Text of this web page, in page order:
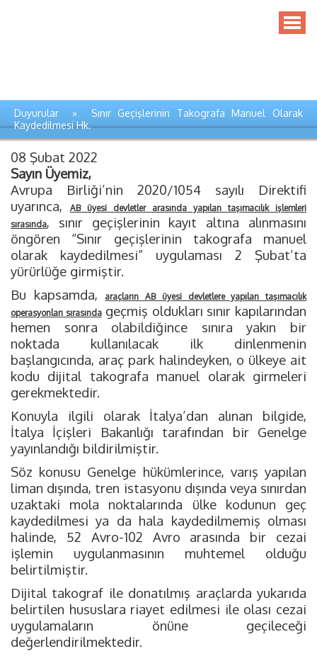
Duyurular » Sınır Geçişlerinin Takografa Manuel Olarak
Kaydedilmesi Hk.
08 Şubat 2022
Sayın Üyemiz,
Avrupa Birliği’nin 2020/1054 sayılı Direktifi
uyarınca,
AB üyesi devletler arasında yapılan taşımacılık işlemleri
sırasında, sınır geçişlerinin kayıt altına alınmasını
öngören “Sınır geçişlerinin takografa manuel
olarak kaydedilmesi” uygulaması 2 Şubat’ta
yürürlüğe girmiştir.
Bu kapsamda,
araçların AB üyesi devletlere yapılan taşımacılık
operasyonları sırasındageçmiş oldukları sınır kapılarından
hemen sonra olabildiğince sınıra yakın bir
noktada kullanılacak ilk dinlenmenin
başlangıcında, araç park halindeyken, o ülkeye ait
kodu dijital takografa manuel olarak girmeleri
gerekmektedir.
Konuyla ilgili olarak İtalya’dan alınan bilgide,
İtalya İçişleri Bakanlığı tarafından bir Genelge
yayınlandığı bildirilmiştir.
Söz konusu Genelge hükümlerince, varış yapılan
liman dışında, tren istasyonu dışında veya sınırdan
uzaktaki mola noktalarında ülke kodunun geç
kaydedilmesi ya da hala kaydedilmemiş olması
halinde, 52 Avro-102 Avro arasında bir cezai
işlemin uygulanmasının muhtemel olduğu
belirtilmiştir.
Dijital takograf ile donatılmış araçlarda yukarıda
belirtilen hususlara riayet edilmesi ile olası cezai
uygulamaların önüne geçileceği
değerlendirilmektedir.